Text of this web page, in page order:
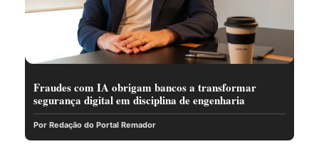
Fraudes com IA obrigam bancos a transformar
segurança digital em disciplina de engenharia
Por Redação do Portal Remador